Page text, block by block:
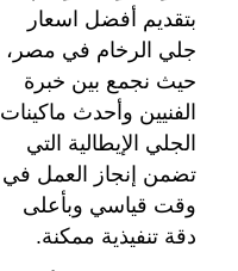
بتقديم أفضل اسعار
جلي الرخام في مصر،
حيث نجمع بين خبرة
الفنيين وأحدث ماكينات
الجلي الإيطالية التي
تضمن إنجاز العمل في
وقت قياسي وبأعلى
دقة تنفيذية ممكنة.